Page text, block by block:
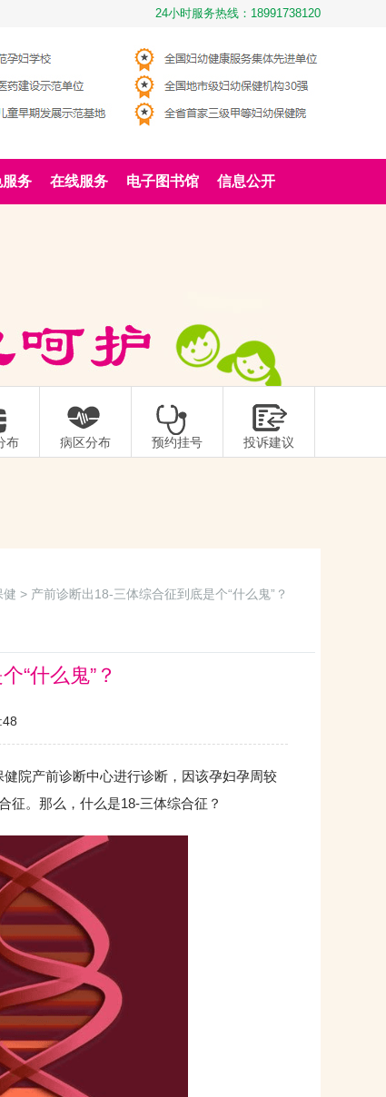
24小时服务热线：18991738120
务 在线服务 电子图书馆 信息公开
布 病区分布 预约挂号 投诉建议
健 > 产前诊断出18-三体综合征到底是个“什么鬼”？
“什么鬼”？
院产前诊断中心进行诊断，因该孕妇孕周较
征。那么，什么是18-三体综合征？